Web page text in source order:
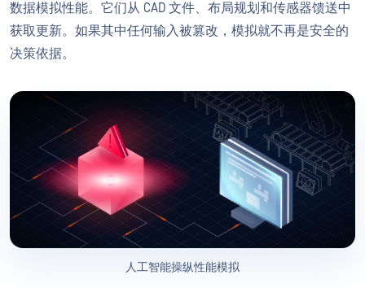
数据模拟性能。它们从 CAD 文件、布局规划和传感器馈送中
获取更新。如果其中任何输入被篡改，模拟就不再是安全的
决策依据。
人工智能操纵性能模拟